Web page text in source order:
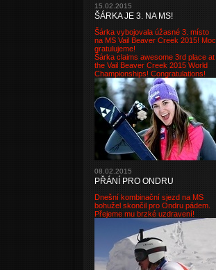
15.02.2015
ŠÁRKA JE 3. NA MS!
Šárka vybojovala úžasné 3. místo
na MS Vail Beaver Creek 2015! Moc
gratulujeme!
Šárka claims awesome 3rd place at
the Vail Beaver Creek 2015 World
Championships! Congratulations!
08.02.2015
PŘÁNÍ PRO ONDRU
Dnešní kombinační sjezd na MS
bohužel skončil pro Ondru pádem.
Přejeme mu brzké uzdravení!